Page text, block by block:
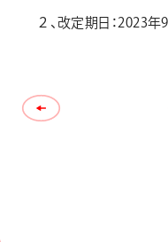
２、改定期日：2023